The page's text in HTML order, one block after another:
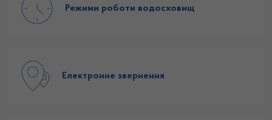
Режими роботи водосховищ
Електронне звернення